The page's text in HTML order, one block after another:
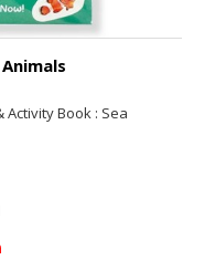
Book : Sea